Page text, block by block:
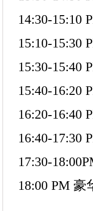
14:30-15:10
15:10-15:30
15:30-15:40
15:40-16:20
16:20-16:40
16:40-17:30
17:30-
18:00 PM 豪